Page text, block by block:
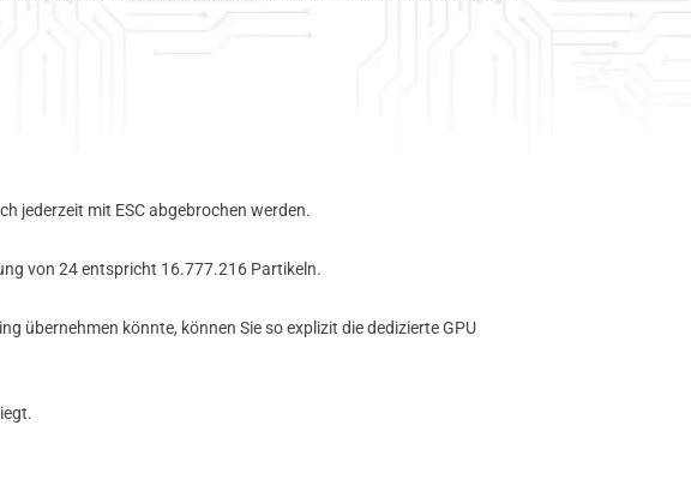
jederzeit mit ESC abgebrochen werden.
von 24 entspricht 16.777.216 Partikeln.
übernehmen könnte, können Sie so explizit die dedizierte GPU